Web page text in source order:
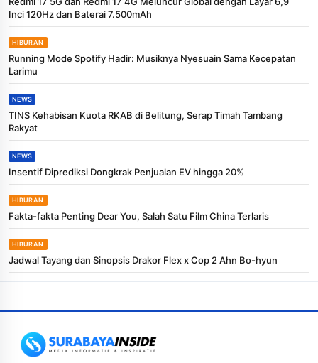
Inci 120Hz dan Baterai 7.500mAh
HIBURAN
Running Mode Spotify Hadir: Musiknya Nyesuain Sama Kecepatan
Larimu
NEWS
TINS Kehabisan Kuota RKAB di Belitung, Serap Timah Tambang
Rakyat
NEWS
Insentif Diprediksi Dongkrak Penjualan EV hingga 20%
HIBURAN
Fakta-fakta Penting Dear You, Salah Satu Film China Terlaris
HIBURAN
Jadwal Tayang dan Sinopsis Drakor Flex x Cop 2 Ahn Bo-hyun